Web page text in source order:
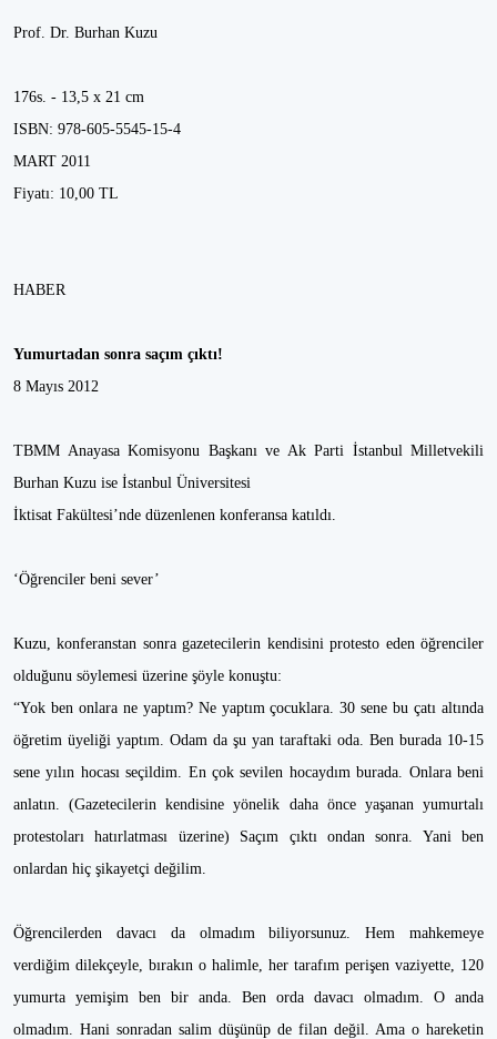
Prof. Dr. Burhan Kuzu
176s. - 13,5 x 21 cm
ISBN: 978-605-5545-15-4
MART 2011
Fiyatı: 10,00 TL
HABER
Yumurtadan sonra saçım çıktı!
8 Mayıs 2012
TBMM Anayasa Komisyonu Başkanı ve Ak Parti İstanbul Milletvekili
Burhan Kuzu ise İstanbul Üniversitesi
İktisat Fakültesi’nde düzenlenen konferansa katıldı.
‘Öğrenciler beni sever’
Kuzu, konferanstan sonra gazetecilerin kendisini protesto eden öğrenciler
olduğunu söylemesi üzerine şöyle konuştu:
“Yok ben onlara ne yaptım? Ne yaptım çocuklara. 30 sene bu çatı altında
öğretim üyeliği yaptım. Odam da şu yan taraftaki oda. Ben burada 10-15
sene yılın hocası seçildim. En çok sevilen hocaydım burada. Onlara beni
anlatın. (Gazetecilerin kendisine yönelik daha önce yaşanan yumurtalı
protestoları hatırlatması üzerine) Saçım çıktı ondan sonra. Yani ben
onlardan hiç şikayetçi değilim.
Öğrencilerden davacı da olmadım biliyorsunuz. Hem mahkemeye
verdiğim dilekçeyle, bırakın o halimle, her tarafım perişen vaziyette, 120
yumurta yemişim ben bir anda. Ben orda davacı olmadım. O anda
olmadım. Hani sonradan salim düşünüp de filan değil. Ama o hareketin